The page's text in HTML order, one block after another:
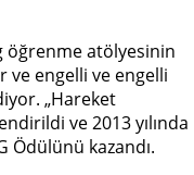
öğrenme atölyesinin
ve engelli ve engelli
„Hareket
ve 2013 yılında
Ödülünü kazandı.